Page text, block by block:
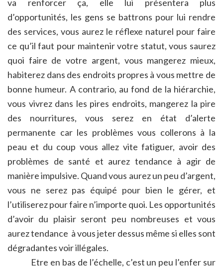
va renforcer ça, elle lui présentera plus
d’opportunités, les gens se battrons pour lui rendre
des services, vous aurez le réflexe naturel pour faire
ce qu’il faut pour maintenir votre statut, vous saurez
quoi faire de votre argent, vous mangerez mieux,
habiterez dans des endroits propres à vous mettre de
bonne humeur. A contrario, au fond de la hiérarchie,
vous vivrez dans les pires endroits, mangerez la pire
des nourritures, vous serez en état d’alerte
permanente car les problèmes vous collerons à la
peau et du coup vous allez vite fatiguer, avoir des
problèmes de santé et aurez tendance à agir de
manière impulsive. Quand vous aurez un peu d’argent,
vous ne serez pas équipé pour bien le gérer, et
l’utiliserez pour faire n’importe quoi. Les opportunités
d’avoir du plaisir seront peu nombreuses et vous
aurez tendance à vous jeter dessus même si elles sont
dégradantes voir illégales.
Etre en bas de l’échelle, c’est un peu l’enfer sur